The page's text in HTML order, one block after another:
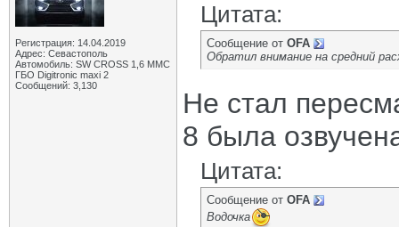
Регистрация: 14.04.2019
Адрес: Севастополь
Автомобиль: SW CROSS 1,6 ММС
ГБО Digitronic maxi 2
Сообщений: 3,130
Цитата:
Сообщение от OFA
Обратил внимание на средний
Не стал
8 была
Цитата:
Сообщение от OFA
Водочка